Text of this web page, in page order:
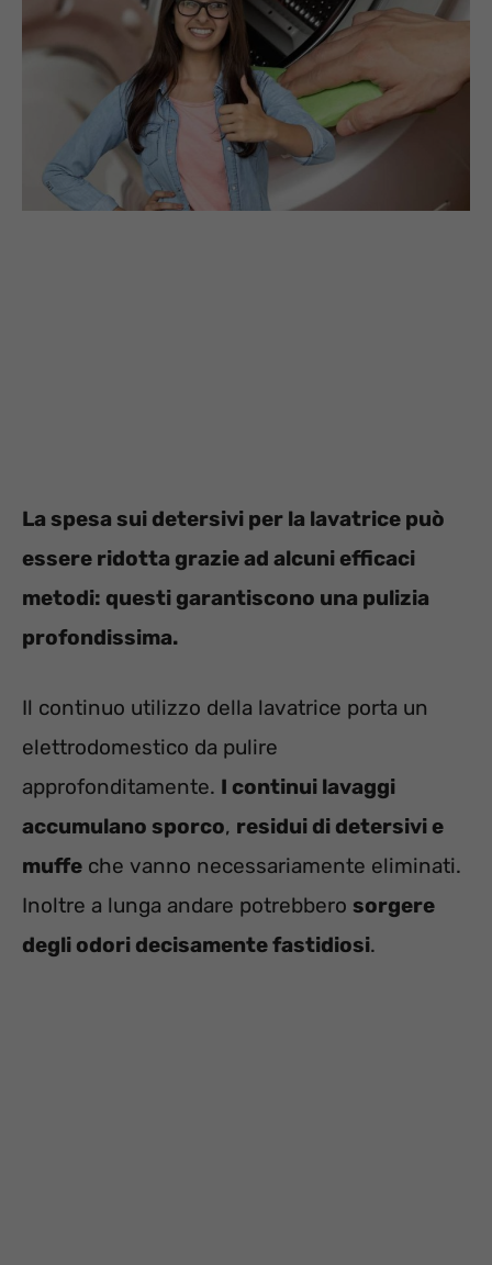
La spesa sui detersivi per la lavatrice può
essere ridotta grazie ad alcuni efficaci
metodi: questi garantiscono una pulizia
profondissima.
Il continuo utilizzo della lavatrice porta un
elettrodomestico da pulire
approfonditamente. I continui lavaggi
accumulano sporco, residui di detersivi e
muffe che vanno necessariamente eliminati.
Inoltre a lunga andare potrebbero sorgere
degli odori decisamente fastidiosi.